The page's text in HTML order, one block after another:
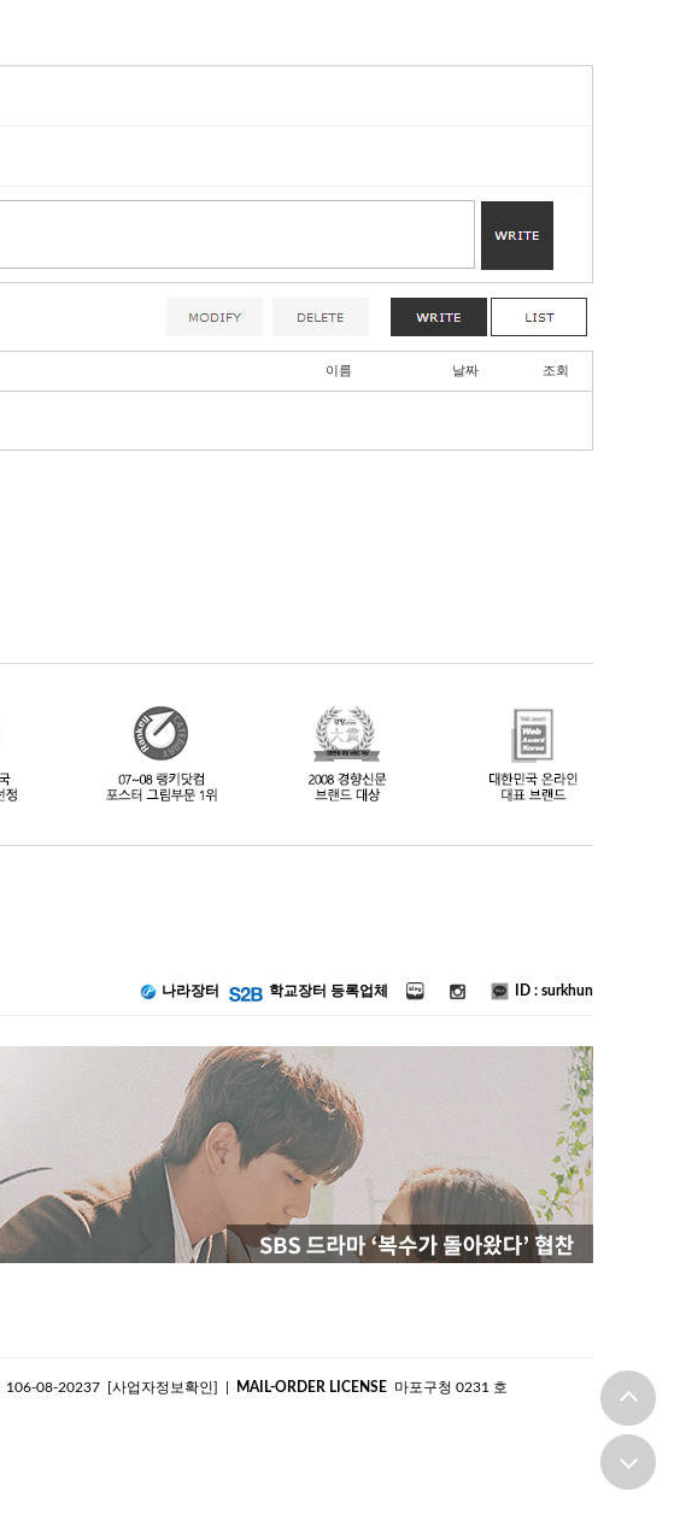
이름 날짜 조회
나라장터 학교장터 등록업체 ID : surkhun
106-08-20237 [사업자정보확인] MAIL-ORDER LICENSE 마포구청 0231 호